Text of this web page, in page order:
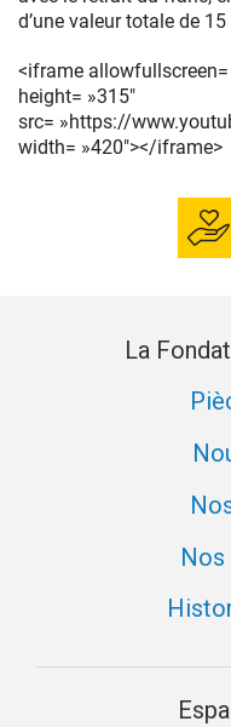
d’une valeur totale de
<iframe allowfullscreen=
height= »315″
src= »https://
width= »420″></iframe>
Faire
La
Nos